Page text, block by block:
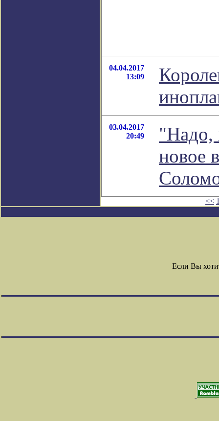
04.04.2017
13:09
03.04.2017
20:49
"Надо,
новое
<<
Если Вы